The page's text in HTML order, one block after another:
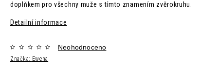
doplňkem pro všechny muže s tímto znamením zvěrokruhu.
Detailní informace
Značka: Ewena
Neohodnoceno